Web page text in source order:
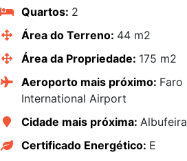
Quartos: 2
Área do Terreno: 44 m2
Área da Propriedade: 175 m2
Aeroporto mais próximo: Faro
International Airport
Cidade mais próxima: Albufeira
Certificado Energético: E